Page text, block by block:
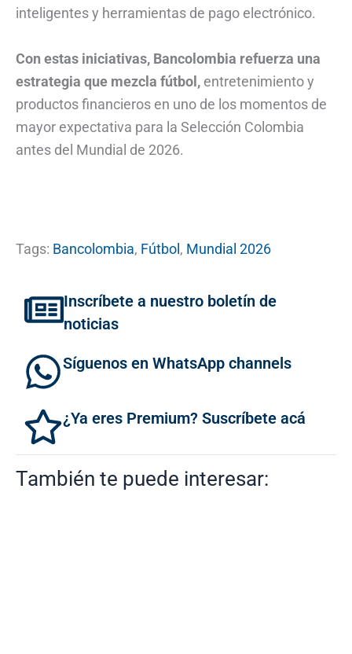
inteligentes y herramientas de pago electrónico.
Con estas iniciativas, Bancolombia refuerza una
estrategia que mezcla fútbol, entretenimiento y
productos financieros en uno de los momentos de
mayor expectativa para la Selección Colombia
antes del Mundial de 2026.
Tags: Bancolombia, Fútbol , Mundial 2026
Inscríbete a nuestro boletín de
noticias
Síguenos en WhatsApp channels
¿Ya eres Premium? Suscríbete acá
También te puede interesar: